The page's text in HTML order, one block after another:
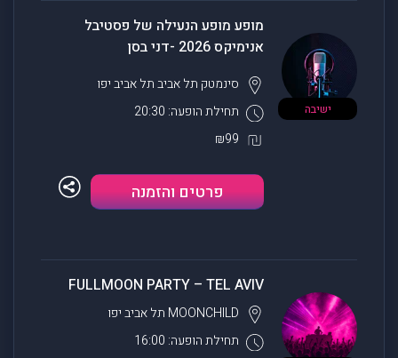
ישיבה
מופע מופע הנעילה של פסטיבל
אנימיקס 2026 -דני בסן
תחילת הופעה: 20:30
סינמטק תל אביבתל אביב יפו
₪99
פרטים והזמנה
FULLMOON PARTY – TEL AVIV
תחילת הופעה: 16:00
MOONCHILD תל אביב יפו